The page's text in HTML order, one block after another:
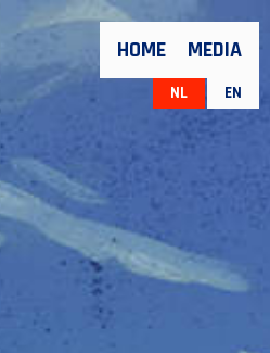
NL EN
HOME MEDIA